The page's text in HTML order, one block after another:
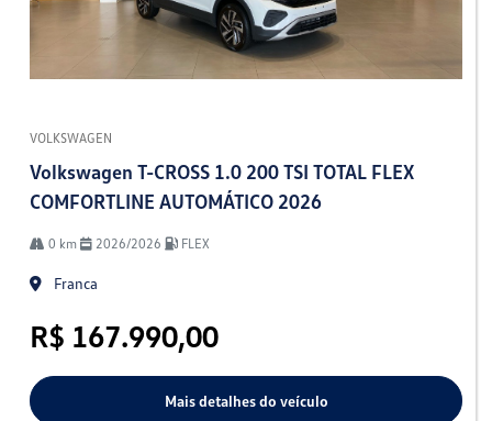
VOLKSWAGEN
Volkswagen T-CROSS 1.0 200 TSI TOTAL FLEX
COMFORTLINE AUTOMÁTICO 2026
0 km 2026/2026 FLEX
Franca
R$ 167.990,00
Mais detalhes do veículo